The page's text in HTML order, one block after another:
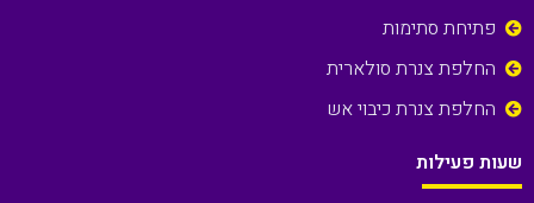
פתיחת סתימות
החלפת צנרת סולארית
החלפת צנרת כיבוי אש
שעות פעילות